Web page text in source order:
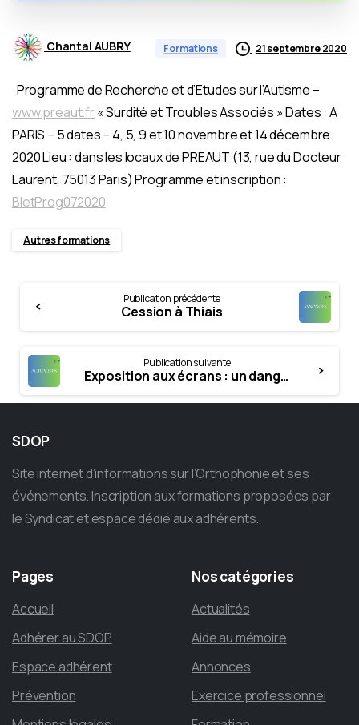
Chantal AUBRY Formations 21 septembre 2020
Programme de Recherche et d’Etudes sur l’Autisme –
www.preaut.fr « Surdité et Troubles Associés » Dates : A
PARIS – 5 dates – 4, 5, 9 et 10 novembre et 14 décembre
2020 Lieu : dans les locaux de PREAUT (13, rue du Docteur
Laurent, 75013 Paris) Programme et inscription :
BIetProg072020
Autres formations
Reading
Publication précédente
Cession à Thiais
Publication suivante
Exposition aux écrans : un danger pour nos yeux ?
SDOP
Site internet d’informations sur l’Orthophonie et ses
événements. Inscription aux formations proposées par
le Syndicat et espace dédié aux adhérents.
Pages
Accueil
Adhérer au SDOP
Espace adhérent
Prévention
Noscatégories
Actualités
Aide au mémoire
Annonces
Exercice professionnel